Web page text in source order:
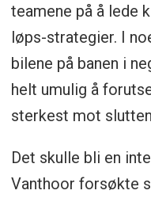
teamene på å lede
løps-strategier. I
bilene på banen i
helt umulig å
sterkest mot
Det skulle bli en
Vanthoor forsøkte